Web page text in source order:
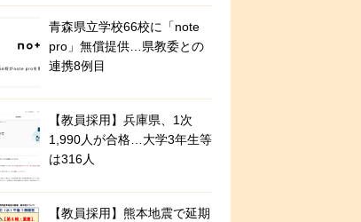
青森県立学校66校に「note
pro」無償提供…県教委との
連携8例目
【教員採用】兵庫県、1次
1,990人が合格…大学3年生等
は316人
【教員採用】熊本地震で延期